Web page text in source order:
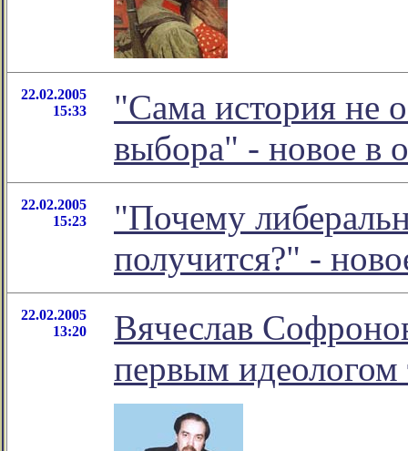
22.02.2005
15:33
"Сама история не
выбора" - новое в
22.02.2005
15:23
"Почему
получится?" -
22.02.2005
13:20
Вячеслав
первым идеологом